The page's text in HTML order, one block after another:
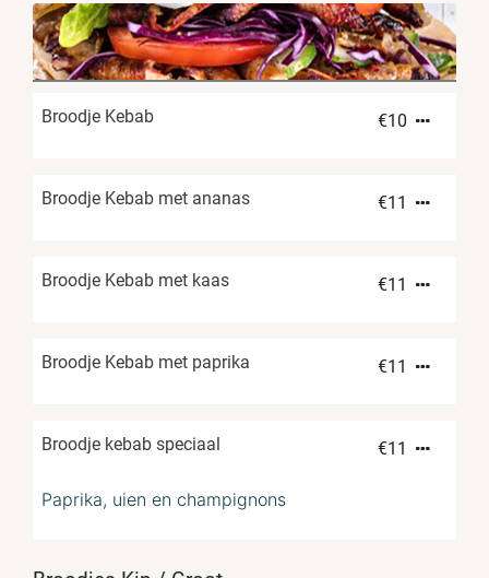
Broodje Kebab €10
Broodje Kebab met ananas €11
Broodje Kebab met kaas €11
Broodje Kebab met paprika €11
Broodje kebab speciaal €11
Paprika, uien en champignons